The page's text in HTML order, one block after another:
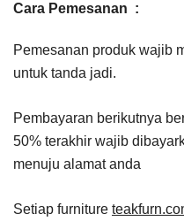
Cara Pemesanan :
Pemesanan produk wajib
untuk tanda jadi.
Pembayaran berikutnya
50% terakhir wajib
menuju alamat anda
Setiap furniture